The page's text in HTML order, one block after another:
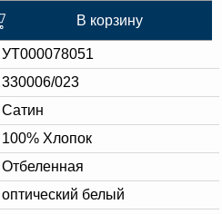
В корзину
УТ000078051
330006/023
Сатин
100% Хлопок
Отбеленная
оптический белый